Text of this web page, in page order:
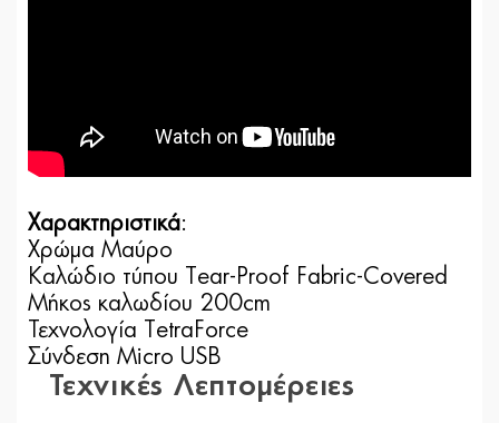
Χαρακτηριστικά:
Χρώμα Μαύρο
Καλώδιο τύπου Tear-Proof Fabric-Covered
Μήκος καλωδίου 200cm
Τεχνολογία TetraForce
Σύνδεση Micro USB
Τεχνικές Λεπτομέρειες